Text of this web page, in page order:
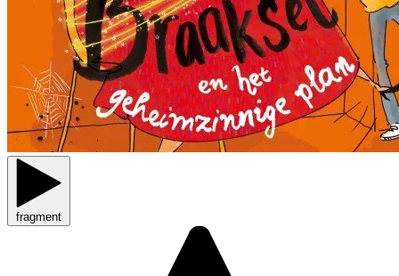
fragment